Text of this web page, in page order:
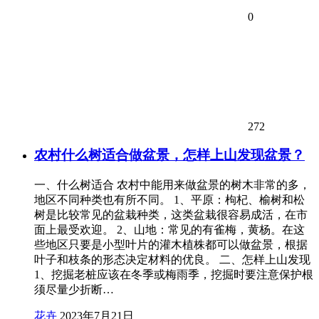
0
272
农村什么树适合做盆景，怎样上山发现盆景？
一、什么树适合 农村中能用来做盆景的树木非常的多，
地区不同种类也有所不同。 1、平原：枸杞、榆树和松
树是比较常见的盆栽种类，这类盆栽很容易成活，在市
面上最受欢迎。 2、山地：常见的有雀梅，黄杨。在这
些地区只要是小型叶片的灌木植株都可以做盆景，根据
叶子和枝条的形态决定材料的优良。 二、怎样上山发现
1、挖掘老桩应该在冬季或梅雨季，挖掘时要注意保护根
须尽量少折断…
花卉 2023年7月21日